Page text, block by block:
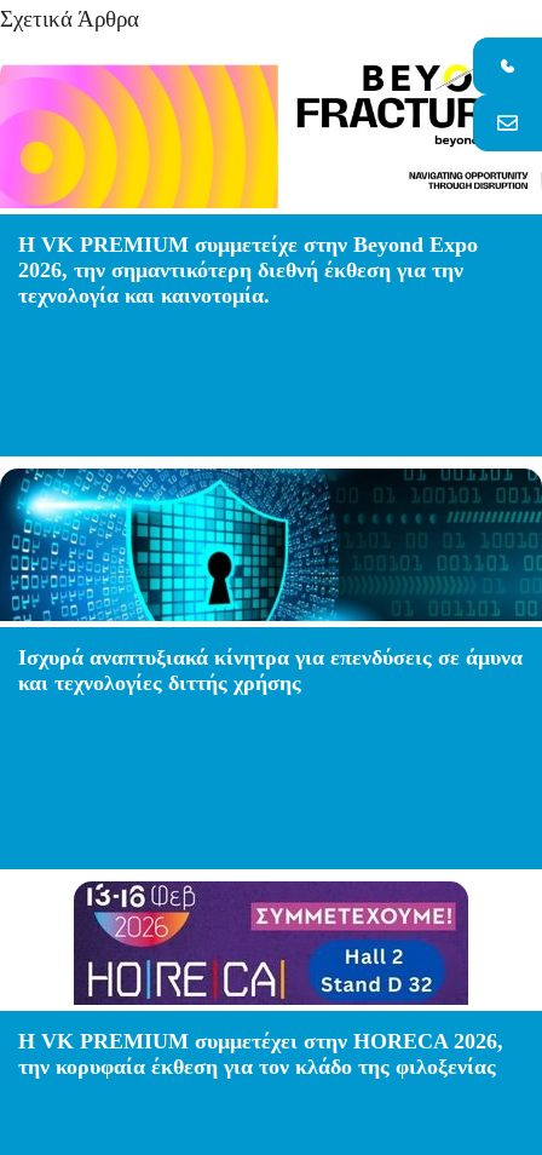
Σχετικά Άρθρα
H VK PREMIUM συμμετείχε στην Beyond Expo
2026, την σημαντικότερη διεθνή έκθεση για την
τεχνολογία και καινοτομία.
Ισχυρά αναπτυξιακά κίνητρα για επενδύσεις σε άμυνα
και τεχνολογίες διττής χρήσης
H VK PREMIUM συμμετέχει στην HORECA 2026,
την κορυφαία έκθεση για τον κλάδο της φιλοξενίας